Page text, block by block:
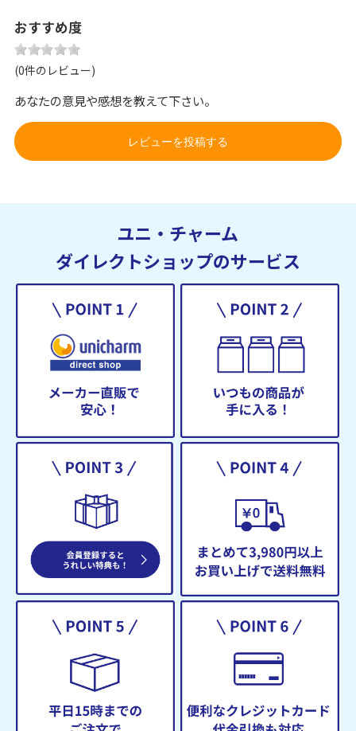
おすすめ度
(0件のレビュー)
あなたの意見や感想を教えて下さい。
レビューを投稿する
ユニ・チャーム
ダイレクトショップのサービス